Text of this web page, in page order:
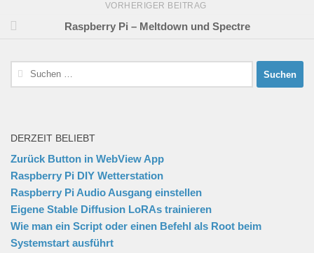
VORHERIGER BEITRAG
Raspberry Pi – Meltdown und Spectre
Suchen
nach:
DERZEIT BELIEBT
Zurück Button in WebView App
Raspberry Pi DIY Wetterstation
Raspberry Pi Audio Ausgang einstellen
Eigene Stable Diffusion LoRAs trainieren
Wie man ein Script oder einen Befehl als Root beim
Systemstart ausführt